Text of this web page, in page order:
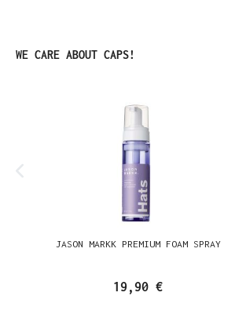
Ignorer la galerie de produits
WE CARE ABOUT CAPS!
JASON MARKK PREMIUM FOAM SPRAY
19,90 €